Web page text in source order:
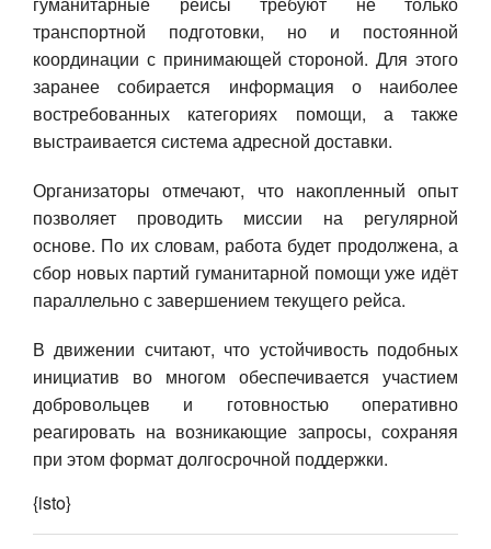
транспортной подготовки, но и постоянной
координации с принимающей стороной. Для этого
заранее собирается информация о наиболее
востребованных категориях помощи, а также
выстраивается система адресной доставки.
Организаторы отмечают, что накопленный опыт
позволяет проводить миссии на регулярной
основе. По их словам, работа будет продолжена, а
сбор новых партий гуманитарной помощи уже идёт
параллельно с завершением текущего рейса.
В движении считают, что устойчивость подобных
инициатив во многом обеспечивается участием
добровольцев и готовностью оперативно
реагировать на возникающие запросы, сохраняя
при этом формат долгосрочной поддержки.
{isto}